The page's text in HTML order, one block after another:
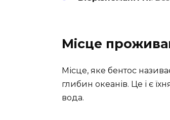
Місце
Місце, яке бентос
глибин океанів. Це і є
вода.